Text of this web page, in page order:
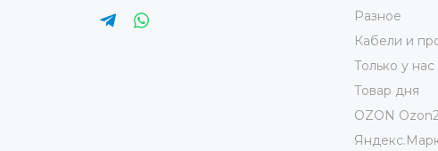
Разное
Кабели и
Только у нас
Товар дня
OZON